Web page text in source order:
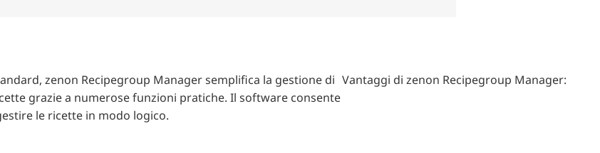
zenon Recipegroup Manager semplifica la gestione di
grazie a numerose funzioni pratiche. Il software consente
le ricette in modo logico.
Vantaggi di zenon Recipegroup Manager: